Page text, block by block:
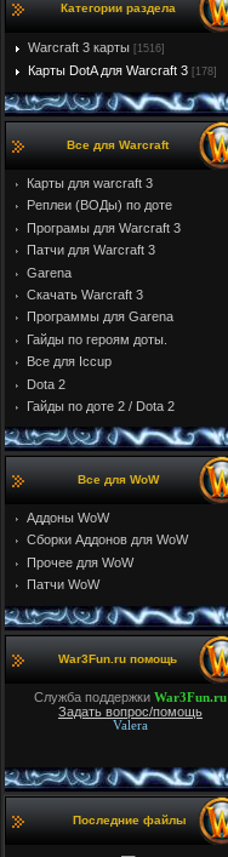
Категории раздела
Warcraft 3 карты [1516]
Карты DotA для Warcraft 3 [178]
Все для Warcraft
Карты для warcraft 3
Реплеи (ВОДы) по доте
Програмы для Warcraft 3
Патчи для Warcraft 3
Garena
Скачать Warcraft 3
Программы для Garena
Гайды по героям доты.
Все для Iccup
Dota 2
Гайды по доте 2 / Dota 2
Все для WoW
Аддоны WoW
Cборки Аддонов для WoW
Прочее для WoW
Патчи WoW
War3Fun.ru помощь
Служба поддержки War3Fun.ru
Задать вопрос/помощь
Valera
Последние файлы